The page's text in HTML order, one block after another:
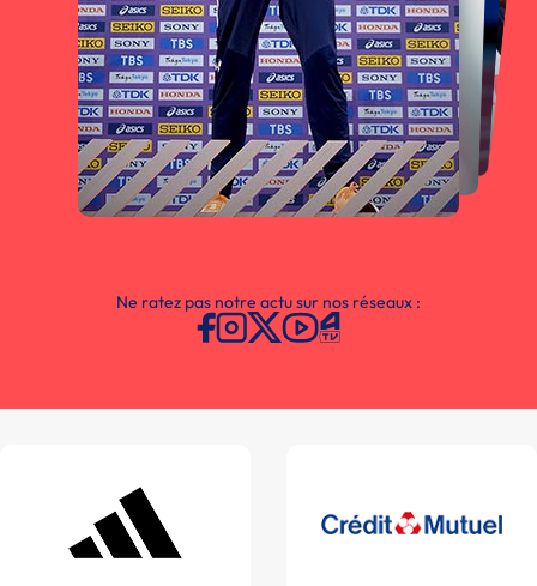
Ne ratez pas notre actu sur nos réseaux :